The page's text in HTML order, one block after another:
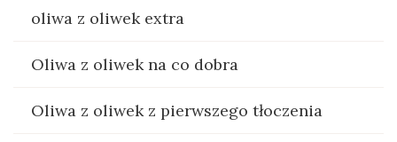
oliwa z oliwek extra
Oliwa z oliwek na co dobra
Oliwa z oliwek z pierwszego tłoczenia